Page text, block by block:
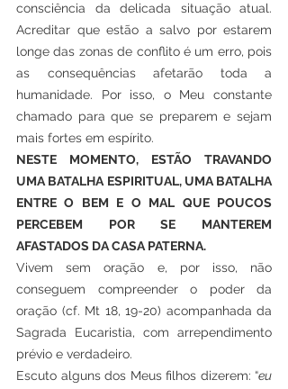
consciência da delicada situação atual.
Acreditar que estão a salvo por estarem
longe das zonas de conflito é um erro, pois
as consequências afetarão toda a
humanidade. Por isso, o Meu constante
chamado para que se preparem e sejam
mais fortes em espírito.
NESTE MOMENTO, ESTÃO TRAVANDO
UMA BATALHA ESPIRITUAL, UMA BATALHA
ENTRE O BEM E O MAL QUE POUCOS
PERCEBEM POR SE MANTEREM
AFASTADOS DA CASA PATERNA.
Vivem sem oração e, por isso, não
conseguem compreender o poder da
oração (cf. Mt 18, 19-20) acompanhada da
Sagrada Eucaristia, com arrependimento
prévio e verdadeiro.
Escuto alguns dos Meus filhos dizerem: “eu